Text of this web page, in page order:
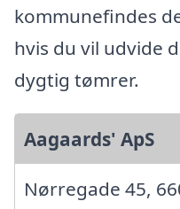
kommunefindes
hvis du vil udvide
dygtig tømrer.
Aagaards' ApS
Nørregade 45,